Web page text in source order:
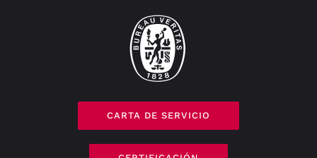
CARTA DE SERVICIO